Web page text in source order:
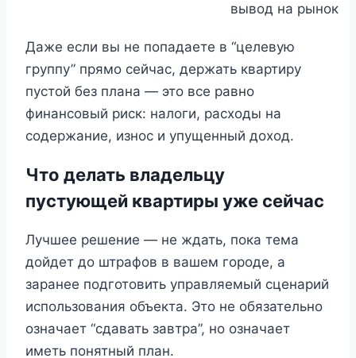
вывод на рынок
Даже если вы не попадаете в “целевую
группу” прямо сейчас, держать квартиру
пустой без плана — это все равно
финансовый риск: налоги, расходы на
содержание, износ и упущенный доход.
Что делать владельцу
пустующей квартиры уже сейчас
Лучшее решение — не ждать, пока тема
дойдет до штрафов в вашем городе, а
заранее подготовить управляемый сценарий
использования объекта. Это не обязательно
означает “сдавать завтра”, но означает
иметь понятный план.